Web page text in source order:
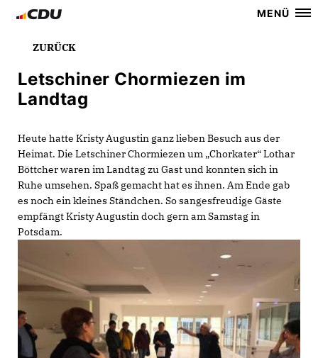
MENÜ
ZURÜCK
Letschiner Chormiezen im
Landtag
Heute hatte Kristy Augustin ganz lieben Besuch aus der
Heimat. Die Letschiner Chormiezen um „Chorkater“ Lothar
Böttcher waren im Landtag zu Gast und konnten sich in
Ruhe umsehen. Spaß gemacht hat es ihnen. Am Ende gab
es noch ein kleines Ständchen. So sangesfreudige Gäste
empfängt Kristy Augustin doch gern am Samstag in
Potsdam.